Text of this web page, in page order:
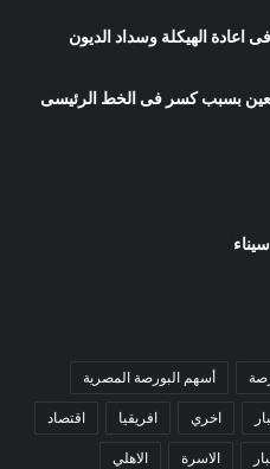
الهيكلة وسداد الديون
بسبب كسر فى الخط الرئيسى
أسهم البورصة المصرية
اخري افريقيا اقتصاد
الاسرة الاهلي